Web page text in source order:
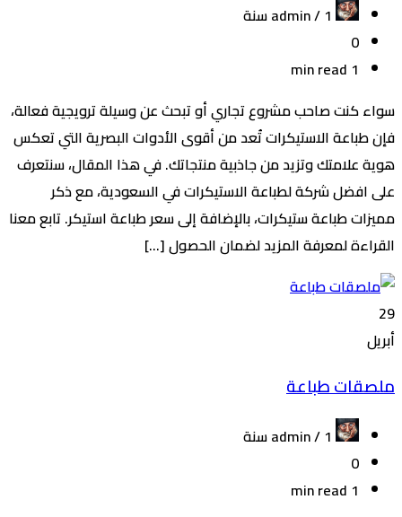
1 سنة
0
1 min read
سواء كنت صاحب مشروع تجاري أو تبحث عن وسيلة ترويجية فعالة،
فإن طباعة الاستيكرات تُعد من أقوى الأدوات البصرية التي تعكس
هوية علامتك وتزيد من جاذبية منتجاتك. في هذا المقال، سنتعرف
على افضل شركة لطباعة الاستيكرات في السعودية، مع ذكر
مميزات طباعة ستيكرات، بالإضافة إلى سعر طباعة استيكر. تابع معنا
القراءة لمعرفة المزيد لضمان الحصول […]
29
أبريل
ملصقات طباعة
1 سنة
0
1 min read